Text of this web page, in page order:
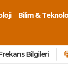
Bilim &
Bilgileri